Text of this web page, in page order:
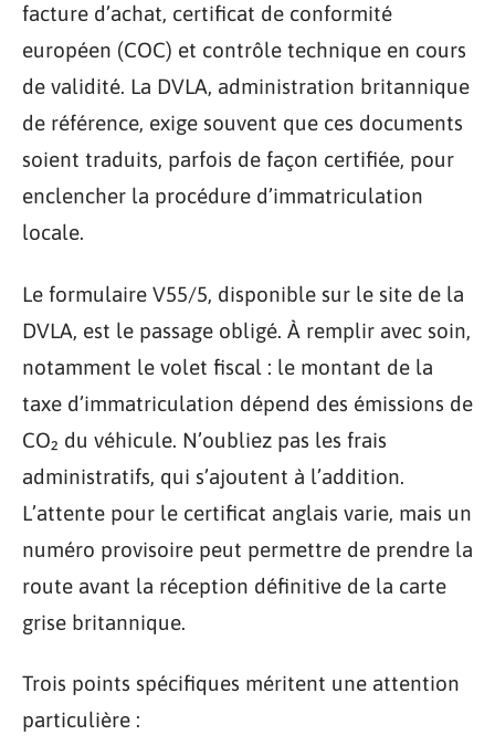
facture d’achat, certificat de conformité
européen (COC) et contrôle technique en cours
de validité. La DVLA, administration britannique
de référence, exige souvent que ces documents
soient traduits, parfois de façon certifiée, pour
enclencher la procédure d’immatriculation
locale.
Le formulaire V55/5, disponible sur le site de la
DVLA, est le passage obligé. À remplir avec soin,
notamment le volet fiscal : le montant de la
taxe d’immatriculation dépend des émissions de
CO₂ du véhicule. N’oubliez pas les frais
administratifs, qui s’ajoutent à l’addition.
L’attente pour le certificat anglais varie, mais un
numéro provisoire peut permettre de prendre la
route avant la réception définitive de la carte
grise britannique.
Trois points spécifiques méritent une attention
particulière :